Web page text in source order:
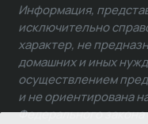
Информация,
исключительно
характер, не
домашних и иных
осуществлением
и не ориентирована
Федерального